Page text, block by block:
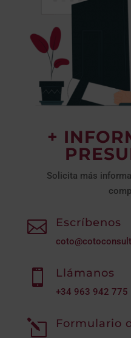
+
Solicita más
 Escríbenos
 Llámanos
+34 963 942 775
l Formulario